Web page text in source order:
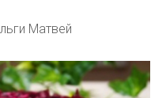
Матвей